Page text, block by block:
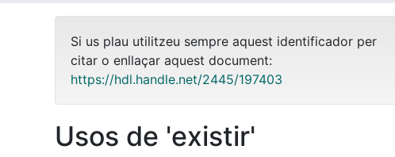
Si us plau utilitzeu sempre aquest identificador per
citar o enllaçar aquest document:
https://hdl.handle.net/2445/197403
Usos de 'existir'